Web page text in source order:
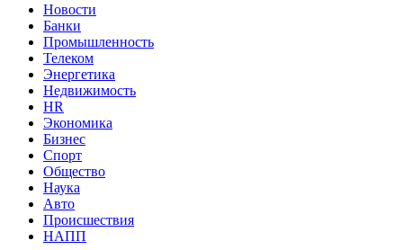
Новости
Банки
Промышленность
Телеком
Энергетика
Недвижимость
HR
Экономика
Бизнес
Спорт
Общество
Наука
Авто
Происшествия
НАПП